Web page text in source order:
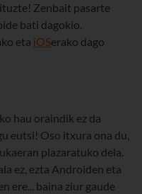
Zenbait pasarte
bati dagokio.
eta iOSerako dago
hau oraindik ez da
eutsi! Oso itxura ona du,
plazaratuko dela.
ez, ezta Androiden eta
ere... baina ziur gaude